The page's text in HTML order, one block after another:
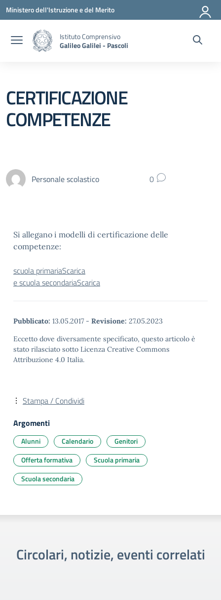
Vai ai contenuti
Vai al menu di navigazione
Vai al footer
Ministero dell'Istruzione e del Merito
Istituto Comprensivo
Galileo Galilei - Pascoli
CERTIFICAZIONE
COMPETENZE
Personale scolastico 0
Si allegano i modelli di certificazione delle
competenze:
scuola primariaScarica
e scuola secondariaScarica
Pubblicato: 13.05.2017 - Revisione: 27.05.2023
Eccetto dove diversamente specificato, questo articolo è
stato rilasciato sotto Licenza Creative Commons
Attribuzione 4.0 Italia.
Stampa / Condividi
Argomenti
Alunni Calendario
Genitori
Offerta formativa
Scuola primaria
Scuola secondaria
Circolari, notizie, eventi correlati